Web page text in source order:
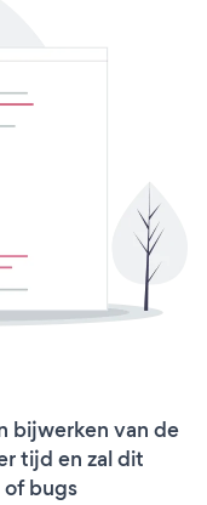
bijwerken van de
tijd en zal dit
bugs